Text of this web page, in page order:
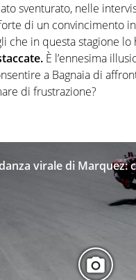
sventurato, nelle
di un convincimento
che in questa stagione lo
È l’ennesima
a Bagnaia di
di frustrazione?
virale di